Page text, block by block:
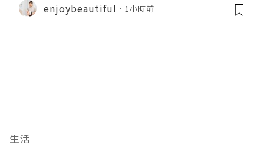
enjoybeautiful 1小時前
生活